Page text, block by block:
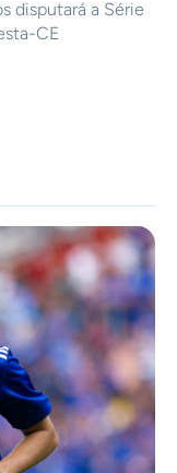
disputará a Série
CE